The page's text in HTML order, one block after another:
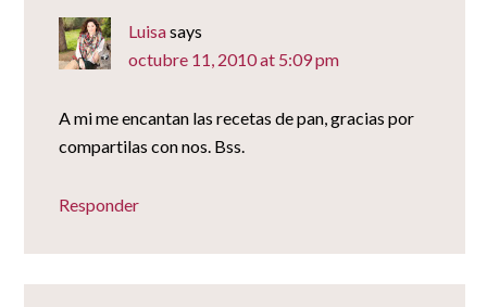
Luisasays
octubre 11, 2010 at 5:09 pm
A mi me encantan las recetas de pan, gracias por
compartilas con nos. Bss.
Responder